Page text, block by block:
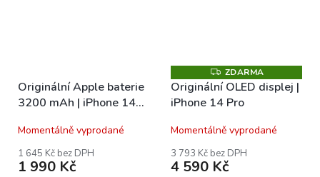
Originální Apple baterie
3200 mAh | iPhone 14
Momentálně vyprodané
1 645 Kč bez DPH
1 990 Kč
Z
D
A
R
ZDARMA
Originální OLED displej |
iPhone 14 Pro
Momentálně vyprodané
3 793 Kč bez DPH
4 590 Kč